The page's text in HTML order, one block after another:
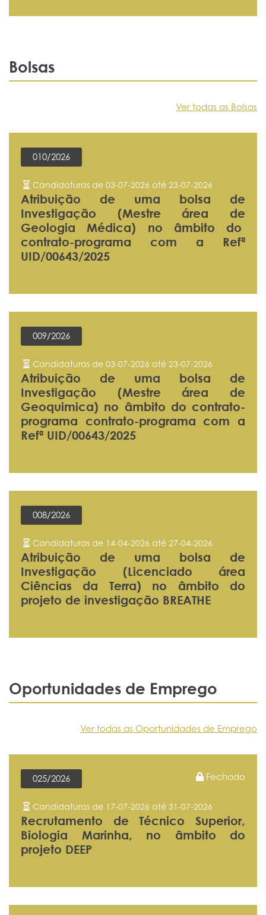
Bolsas
Ver todas as Bolsas
010/2026
Candidaturas de 03-07-2026 até 23-07-2026
Atribuição de uma bolsa de
Investigação (Mestre área de
Geologia Médica) no âmbito do
contrato-programa com a Refª
UID/00643/2025
009/2026
Candidaturas de 03-07-2026 até 23-07-2026
Atribuição de uma bolsa de
Investigação (Mestre área de
Geoquimica) no âmbito do contrato-
programa contrato-programa com a
Refª UID/00643/2025
008/2026
Candidaturas de 14-04-2026 até 27-04-2026
Atribuição de uma bolsa de
Investigação (Licenciado área
Ciências da Terra) no âmbito do
projeto de investigação BREATHE
Oportunidades de Emprego
Ver todas as Oportunidades de Emprego
025/2026 Fechado
Candidaturas de 17-07-2026 até 31-07-2026
Recrutamento de Técnico Superior,
Biologia Marinha, no âmbito do
projeto DEEP